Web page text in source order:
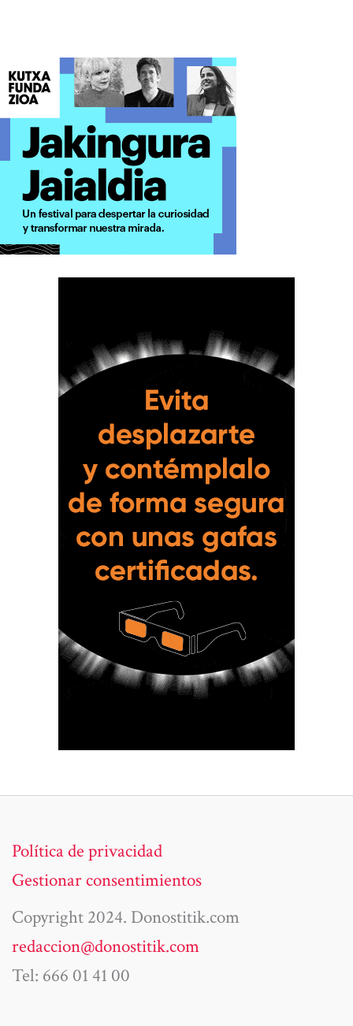
Política de privacidad
Gestionar consentimientos
Copyright 2024. Donostitik.com
redaccion@donostitik.com
Tel: 666 01 41 00